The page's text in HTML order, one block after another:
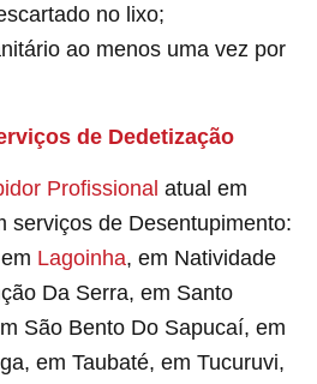
no lixo;
ao menos uma vez por
de Dedetização
Profissional atual em
serviços de Desentupimento:
Lagoinha, em Natividade
Da Serra, em Santo
São Bento Do Sapucaí, em
em Taubaté, em Tucuruvi,